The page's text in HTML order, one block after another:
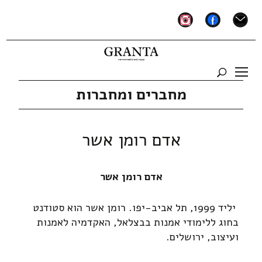
mail
facebook
instagram
מחברים ומחברות
אדם רומן אשר
אדם רומן אשר
יליד 1999, תל אביב-יפו. רומן אשר הוא סטודנט
בחוג ללימודי אמנות בבצלאל, האקדמיה לאמנות
ועיצוב, ירושלים.